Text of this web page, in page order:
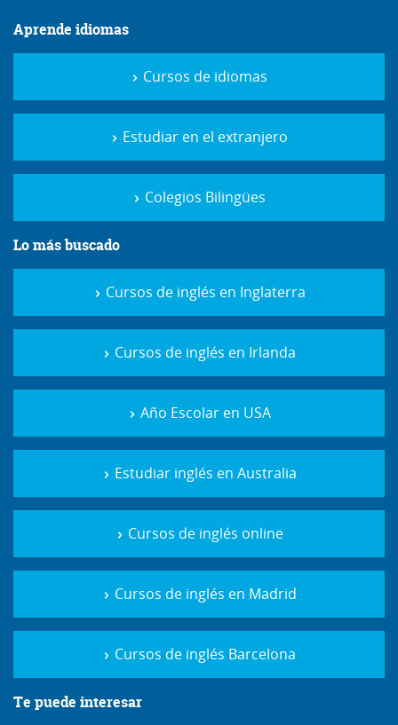
Aprende idiomas
Cursos de idiomas
Estudiar en el extranjero
Colegios Bilingües
Lo más buscado
Cursos de inglés en Inglaterra
Cursos de inglés en Irlanda
Año Escolar en USA
Estudiar inglés en Australia
Cursos de inglés online
Cursos de inglés en Madrid
Cursos de inglés Barcelona
Te puede interesar